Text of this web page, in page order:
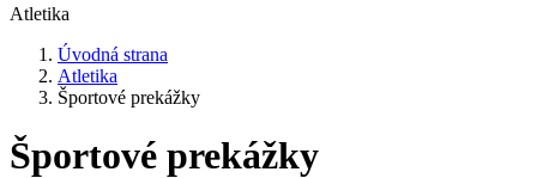
Atletika
Úvodná strana
Atletika
Športové prekážky
Športové prekážky